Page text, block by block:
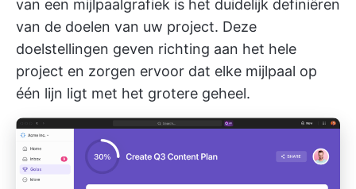
van een mijlpaalgrafiek is het duidelijk definiëren
van de doelen van uw project. Deze
doelstellingen geven richting aan het hele
project en zorgen ervoor dat elke mijlpaal op
één lijn ligt met het grotere geheel.